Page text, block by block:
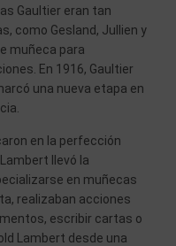
Gaultier eran tan
como Gesland, Jullien y
muñeca para
En 1916, Gaultier
una nueva etapa en
en la perfección
llevó la
en muñecas
realizaban acciones
escribir cartas o
Lambert desde una